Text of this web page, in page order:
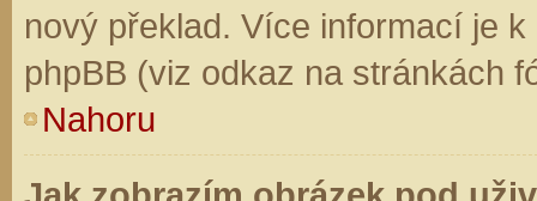
nový překlad. Více informací je
phpBB (viz odkaz na stránkách
Nahoru